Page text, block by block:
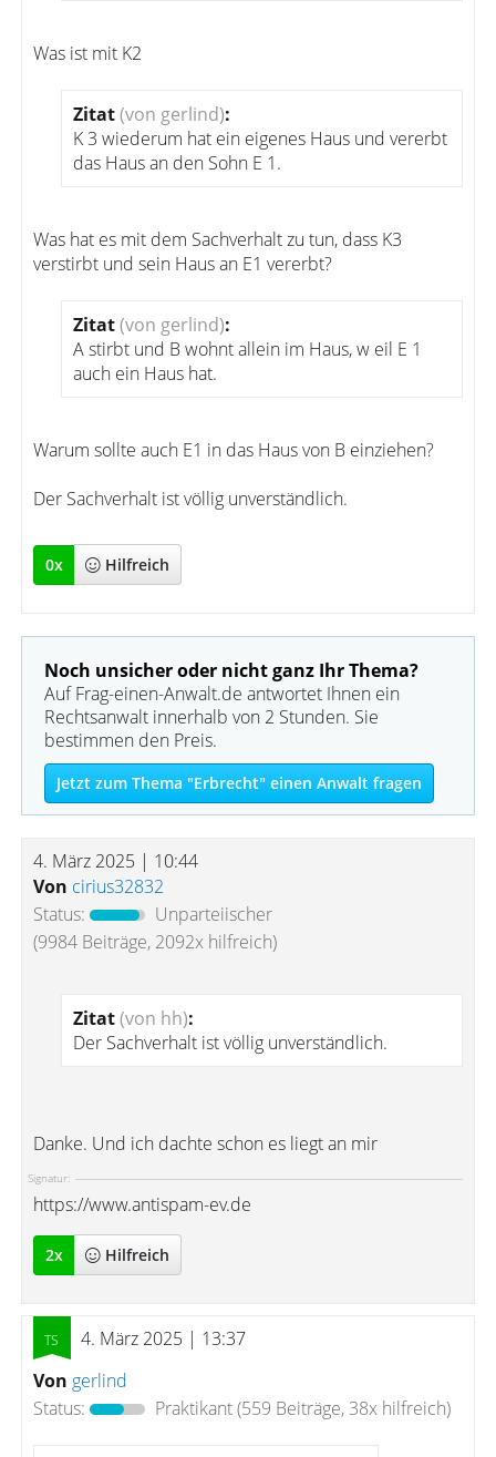
Was ist mit K2
Zitat(von gerlind):
K 3 wiederum hat ein eigenes Haus und vererbt
das Haus an den Sohn E 1.
Was hat es mit dem Sachverhalt zu tun, dass K3
verstirbt und sein Haus an E1 vererbt?
Zitat(von gerlind):
A stirbt und B wohnt allein im Haus, w eil E 1
auch ein Haus hat.
Warum sollte auch E1 in das Haus von B einziehen?
Der Sachverhalt ist völlig unverständlich.
0x Hilfreich
Noch unsicher oder nicht ganz Ihr Thema?
Auf Frag-einen-Anwalt.de antwortet Ihnen ein
Rechtsanwalt innerhalb von 2 Stunden. Sie
bestimmen den Preis.
Jetzt zum Thema "Erbrecht" einen Anwalt fragen
4. März 2025 | 10:44
Von cirius32832
Status:
Unparteiischer
(9984 Beiträge, 2092x hilfreich)
Zitat(von hh):
Der Sachverhalt ist völlig unverständlich.
Danke. Und ich dachte schon es liegt an mir
Signatur:
https://www.antispam-ev.de
2x Hilfreich
4. März 2025 | 13:37
Von gerlind
Status:
Praktikant(559 Beiträge, 38x hilfreich)